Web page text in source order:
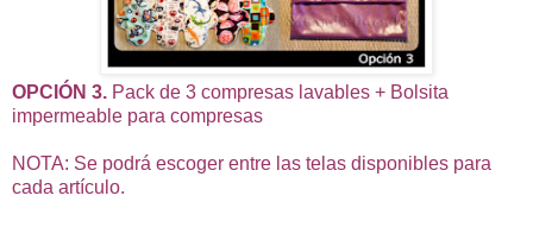
OPCIÓN 3. Pack de 3 compresas lavables + Bolsita
impermeable para compresas
NOTA: Se podrá escoger entre las telas disponibles para
cada artículo.